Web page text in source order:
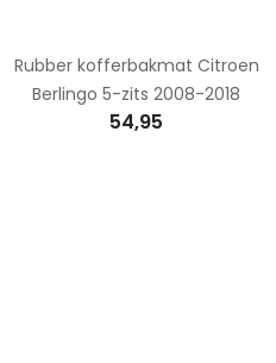
Rubber kofferbakmat Citroen
Berlingo 5-zits 2008-2018
54,95